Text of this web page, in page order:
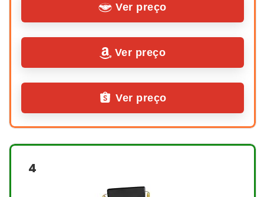
Ver preço
Ver preço
Ver preço
4